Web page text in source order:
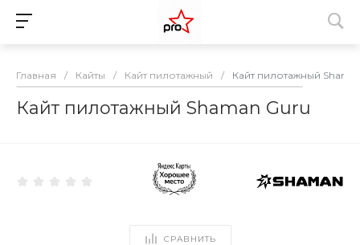
Главная / Кайты / Кайт пилотажный / Кайт пилотажный
Кайт пилотажный Shaman Guru
СРАВНИТЬ